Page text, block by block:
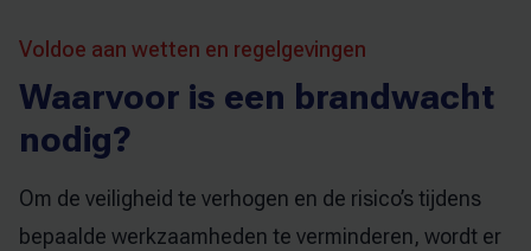
Voldoe aan wetten en regelgevingen
Waarvoor is een brandwacht
nodig?
Om de veiligheid te verhogen en de risico’s tijdens
bepaalde werkzaamheden te verminderen, wordt er